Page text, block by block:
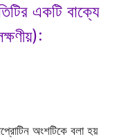
একটি বাক্যে
অংশটিকে বলা হয়